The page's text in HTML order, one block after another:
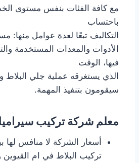
مع كافة الفئات بنفس مستوى
باحتساب
التكاليف تبعًا لعدة عوامل منها:
الأدوات والمعدات المستخدمة
فيها، الوقت
الذي يستغرقه عملية جلي البلاط
سيقومون بتنفيذ المهمة.
معلم شركة تركيب
أسعار الشركة لا منافس
تركيب البلاط في ام القيوين